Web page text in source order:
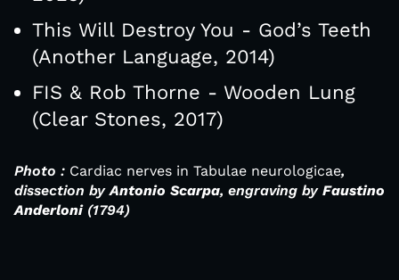
This Will Destroy You - God’s Teeth
(Another Language, 2014)
FIS & Rob Thorne - Wooden Lung
(Clear Stones, 2017)
Photo : Cardiac nerves in Tabulae neurologicae,
dissection byAntonio Scarpa, engraving by Faustino
Anderloni(1794)